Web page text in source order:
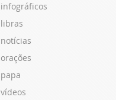
infográficos
libras
notícias
orações
papa
vídeos